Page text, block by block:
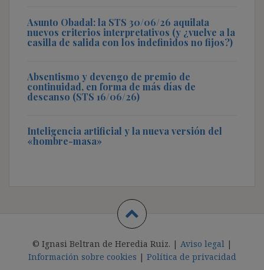
Asunto Obadal: la STS 30/06/26 aquilata
nuevos criterios interpretativos (y ¿vuelve a la
casilla de salida con los indefinidos no fijos?)
Absentismo y devengo de premio de
continuidad, en forma de más días de
descanso (STS 16/06/26)
Inteligencia artificial y la nueva versión del
«hombre-masa»
© Ignasi Beltran de Heredia Ruiz. | Aviso legal |
Información sobre cookies | Política de privacidad